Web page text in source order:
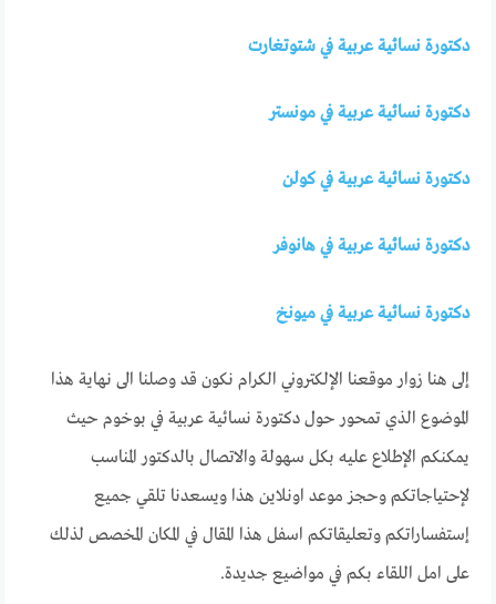
دكتورة نسائية عربية في شتوتغارت
دكتورة نسائية عربية في مونستر
دكتورة نسائية عربية في كولن
دكتورة نسائية عربية في هانوفر
دكتورة نسائية عربية في ميونخ
إلى هنا زوار موقعنا الإلكتروني الكرام نكون قد وصلنا الى نهاية هذا
الموضوع الذي تمحور حول دكتورة نسائية عربية في بوخوم حيث
يمكنكم الإطلاع عليه بكل سهولة والاتصال بالدكتور المناسب
لإحتياجاتكم وحجز موعد اونلاين هذا ويسعدنا تلقي جميع
إستفساراتكم وتعليقاتكم اسفل هذا المقال في المكان المخصص لذلك
على امل اللقاء بكم في مواضيع جديدة.